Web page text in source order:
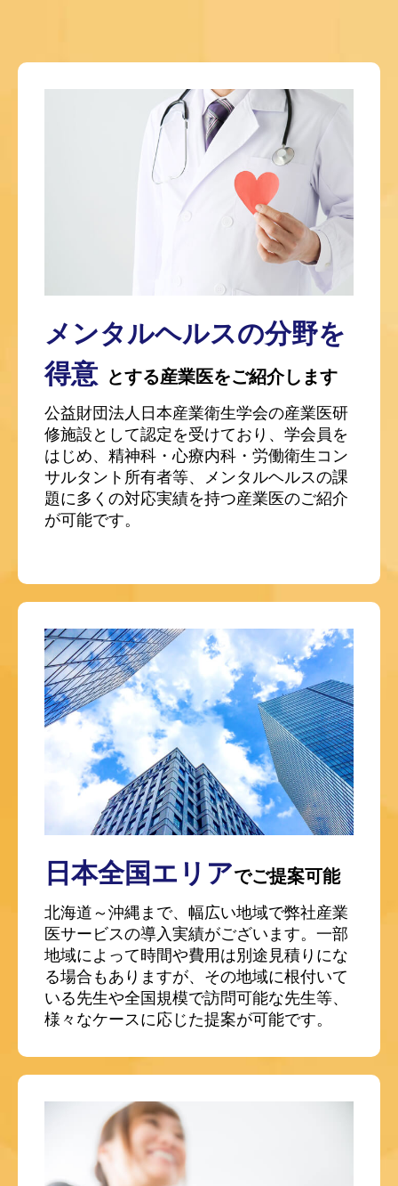
メンタルヘルスの分野を
得意 とする産業医をご紹介します
公益財団法人日本産業衛生学会の産業医研
修施設として認定を受けており、学会員を
はじめ、精神科・心療内科・労働衛生コン
サルタント所有者等、メンタルヘルスの課
題に多くの対応実績を持つ産業医のご紹介
が可能です。
日本全国エリアでご提案可能
北海道～沖縄まで、幅広い地域で弊社産業
医サービスの導入実績がございます。一部
地域によって時間や費用は別途見積りにな
る場合もありますが、その地域に根付いて
いる先生や全国規模で訪問可能な先生等、
様々なケースに応じた提案が可能です。